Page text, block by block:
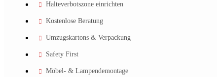
Halteverbotszone einrichten
Kostenlose Beratung
Umzugskartons & Verpackung
Safety First
Möbel- & Lampendemontage